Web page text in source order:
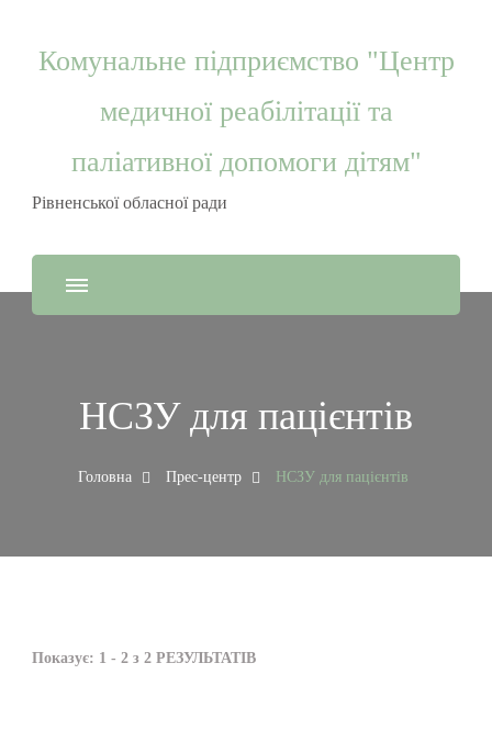
Комунальне підприємство "Центр
медичної реабілітації та
паліативної допомоги дітям"
Рівненської обласної ради
НСЗУ для пацієнтів
Головна Прес-центр НСЗУ для пацієнтів
Показує: 1 - 2 з 2 РЕЗУЛЬТАТІВ